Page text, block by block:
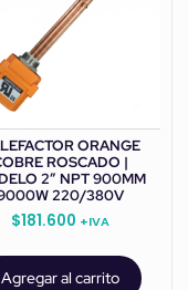
ORANGE
ROSCADO |
2” NPT 900MM
220/380V
$181.600 +IVA
Agregar al carrito